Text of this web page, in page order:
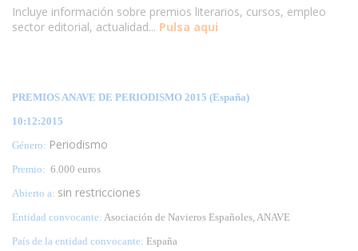
Incluye información sobre premios literarios, cursos, empleo
sector editorial, actualidad... Pulsa aqui
PREMIOS ANAVE DE PERIODISMO 2015 (España)
10:12:2015
Género: Periodismo
Premio: 6.000 euros
Abierto a: sin restricciones
Entidad convocante: Asociación de Navieros Españoles, ANAVE
País de la entidad convocante: España